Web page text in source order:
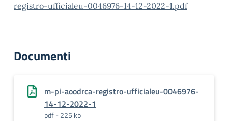
registro-ufficialeu-0046976-14-12-2022-1.pdf
Documenti
m-pi-aoodrca-registro-ufficialeu-0046976-
14-12-2022-1
pdf - 225 kb